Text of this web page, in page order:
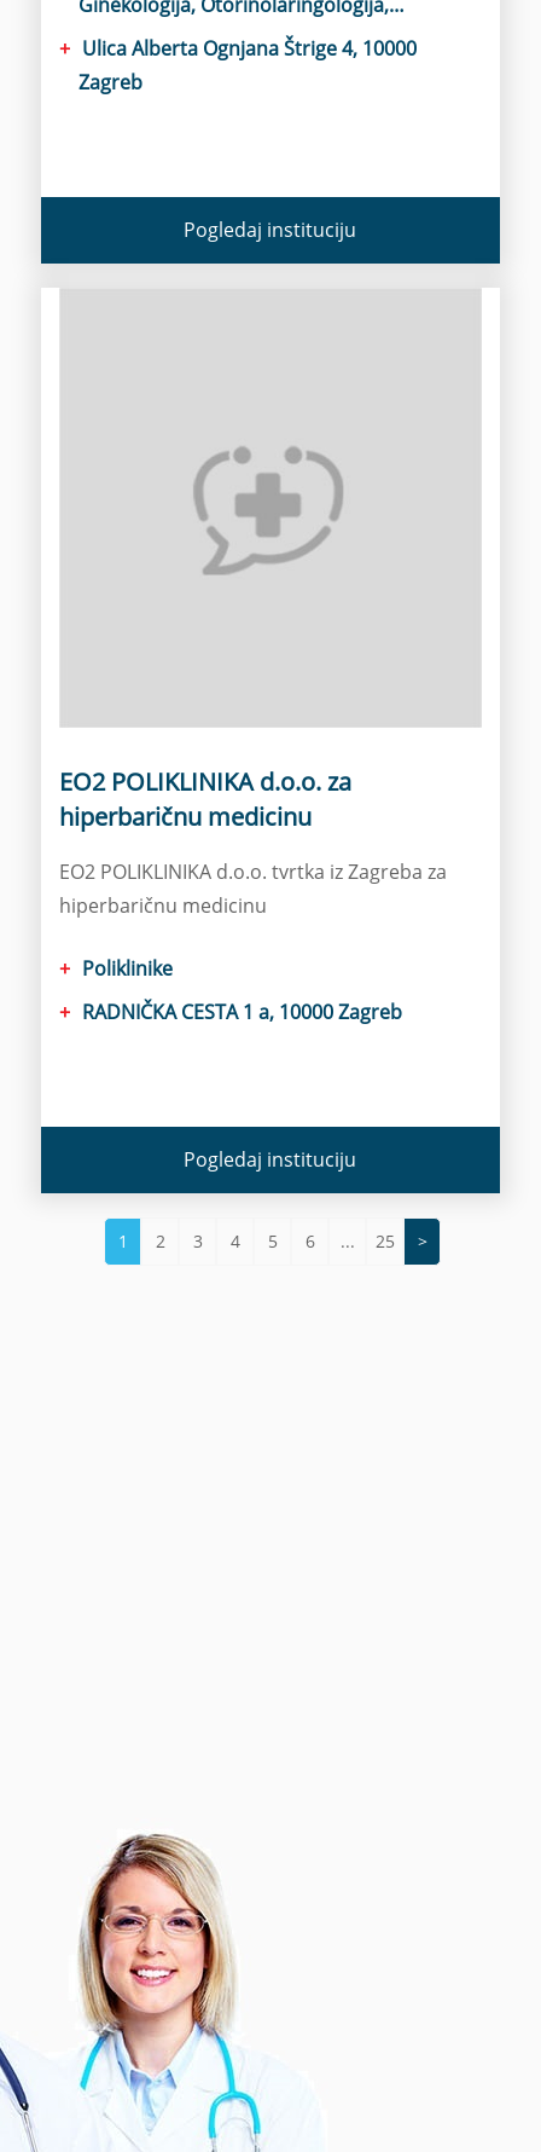
Poliklinike, Urologija, Kirurgija
Ulica Alberta Ognjana Štrige 4, 10000
Zagreb
Pogledaj instituciju
EO2 POLIKLINIKA d.o.o. za
hiperbaričnu medicinu
EO2 POLIKLINIKA d.o.o. tvrtka iz Zagreba za
hiperbaričnu medicinu
Poliklinike
RADNIČKA CESTA 1 a, 10000 Zagreb
Pogledaj instituciju
1 2 3 4 5 6 ... 25 >